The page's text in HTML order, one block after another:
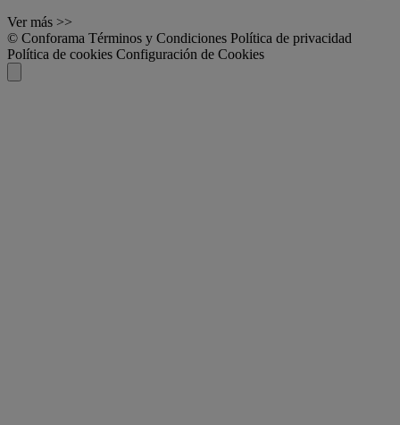
Ver más >>
© Conforama Términos y Condiciones Política de privacidad
Política de cookies Configuración de Cookies